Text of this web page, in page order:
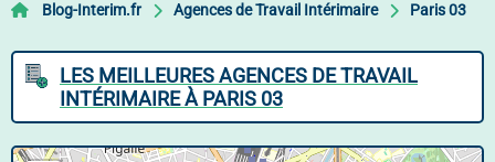
Blog-Interim.fr Agences de Travail Intérimaire Paris 03
LES MEILLEURES AGENCES DE TRAVAIL
INTÉRIMAIRE À PARIS 03